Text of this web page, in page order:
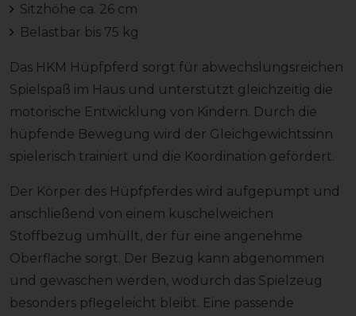
Sitzhöhe ca. 26 cm
Belastbar bis 75 kg
Das HKM Hüpfpferd sorgt für abwechslungsreichen
Spielspaß im Haus und unterstützt gleichzeitig die
motorische Entwicklung von Kindern. Durch die
hüpfende Bewegung wird der Gleichgewichtssinn
spielerisch trainiert und die Koordination gefördert.
Der Körper des Hüpfpferdes wird aufgepumpt und
anschließend von einem kuschelweichen
Stoffbezug umhüllt, der für eine angenehme
Oberfläche sorgt. Der Bezug kann abgenommen
und gewaschen werden, wodurch das Spielzeug
besonders pflegeleicht bleibt. Eine passende